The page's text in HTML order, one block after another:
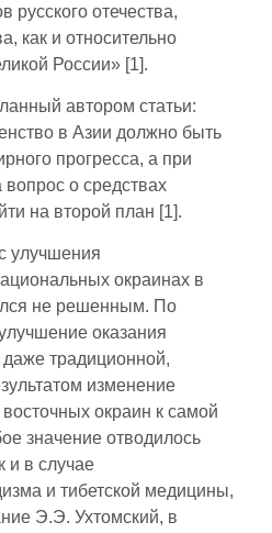
отечества,
как и относительно
России» [1].
автором статьи:
в Азии должно быть
прогресса, а при
вопрос о средствах
на второй план [1].
улучшения
окраинах в
не решенным. По
оказания
традиционной,
изменение
окраин к самой
значение отводилось
и в случае
и тибетской медицины,
Э.Э. Ухтомский, в